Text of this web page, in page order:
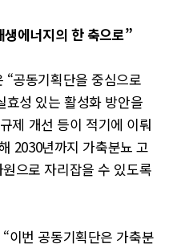
에너지의 한 축으로”
공동기획단을 중심으로
효성 있는 활성화 방안을
제 개선 등이 적기에 이뤄
2030년까지 가축분뇨 고
으로 자리잡을 수 있도록
이번 공동기획단은 가축분